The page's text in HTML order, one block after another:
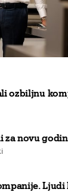
ozbiljnu
za novu
Ljudi